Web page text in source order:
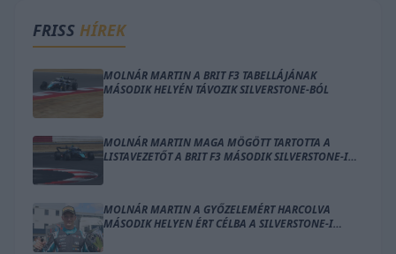
FRISS HÍREK
MOLNÁR MARTIN A BRIT F3 TABELLÁJÁNAK
MÁSODIK HELYÉN TÁVOZIK SILVERSTONE-BÓL
MOLNÁR MARTIN MAGA MÖGÖTT TARTOTTA A
LISTAVEZETŐT A BRIT F3 MÁSODIK SILVERSTONE-I
MOLNÁR MARTIN A GYŐZELEMÉRT HARCOLVA
MÁSODIK HELYEN ÉRT CÉLBA A SILVERSTONE-I